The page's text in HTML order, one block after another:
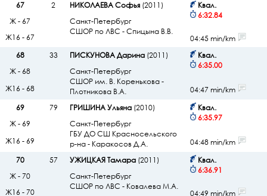
67
2 НИКОЛАЕВА Софья(2011)
Санкт-Петербург
СШОР по ЛВС - Спицына В.В.
Квал.
6:32.84
Ж - 67
Ж16 - 67
04:45 min/km
68
33 ПИСКУНОВА Дарина(2011)
Санкт-Петербург
СШОР им. В. Коренькова -
Плотникова В.А.
Квал.
6:35.00
Ж - 68
Ж16 - 68
04:47 min/km
69
79 ГРИШИНА Ульяна(2010)
Санкт-Петербург
ГБУ ДО СШ Красносельского
р-на - Каракосов Д.А.
Квал.
6:35.97
Ж - 69
Ж16 - 69
04:48 min/km
70
57 УЖИЦКАЯ Тамара(2011)
Санкт-Петербург
СШОР по ЛВС - Ковалева М.А.
Квал.
6:36.91
Ж - 70
Ж16 - 70
04:49 min/km